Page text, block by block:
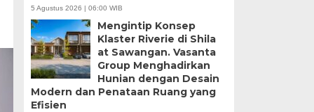
5 Agustus 2026 | 06:00 WIB
Mengintip Konsep
Klaster Riverie di Shila
at Sawangan. Vasanta
Group Menghadirkan
Hunian dengan Desain
Modern dan Penataan Ruang yang
Efisien